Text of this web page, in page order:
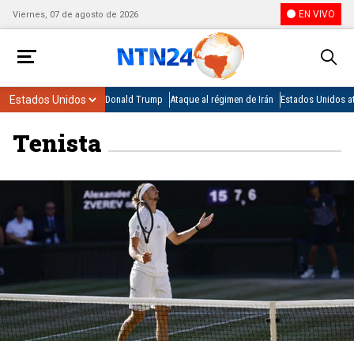
Viernes, 07 de agosto de 2026 EN VIVO
Donald Trump Ataque al régimen de Irán Estados Unidos
Tenista